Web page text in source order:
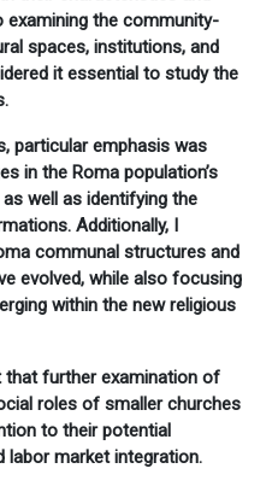
the community-
spaces, institutions, and
it essential to study the
particular emphasis was
in the Roma population’s
well as identifying the
Additionally, I
communal structures and
evolved, while also focusing
within the new religious
that further examination of
roles of smaller churches
to their potential
market integration.